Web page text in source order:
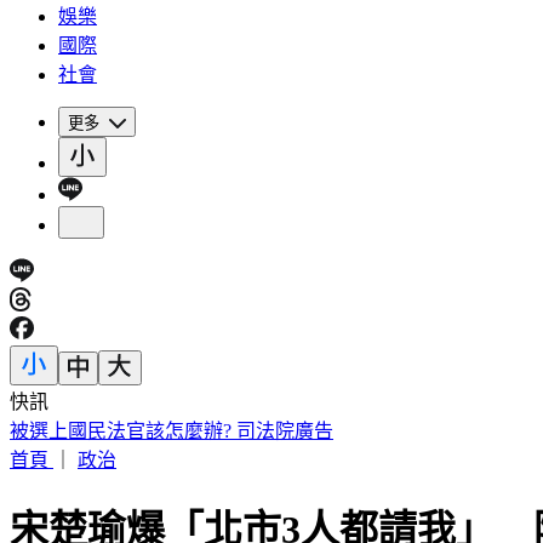
娛樂
國際
社會
更多
快訊
被選上國民法官該怎麼辦? 司法院廣告
首頁
政治
宋楚瑜爆「北市3人都請我」